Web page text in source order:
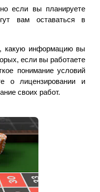
если вы планируете
вам оставаться в
какую информацию вы
если вы работаете
понимание условий
о лицензировании и
своих работ.